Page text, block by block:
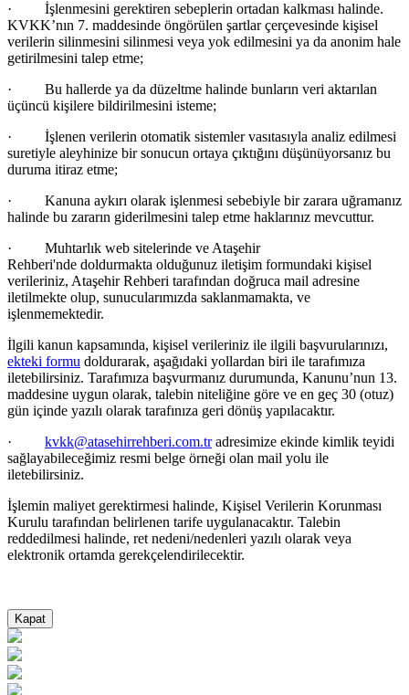
·
İşlenmesini gerektiren sebeplerin ortadan kalkması halinde.
KVKK’nın 7. maddesinde öngörülen şartlar çerçevesinde kişisel
verilerin silinmesini silinmesi veya yok edilmesini ya da anonim hale
getirilmesini talep etme;
·
Bu hallerde ya da düzeltme halinde bunların veri aktarılan
üçüncü kişilere bildirilmesini isteme;
·
İşlenen verilerin otomatik sistemler vasıtasıyla analiz edilmesi
suretiyle aleyhinize bir sonucun ortaya çıktığını düşünüyorsanız bu
duruma itiraz etme;
·
Kanuna aykırı olarak işlenmesi sebebiyle bir zarara uğramanız
halinde bu zararın giderilmesini talep etme haklarınız mevcuttur.
·
Muhtarlık web sitelerinde ve Ataşehir
Rehberi'nde doldurmakta olduğunuz iletişim formundaki kişisel
verileriniz, Ataşehir Rehberi tarafından doğruca mail adresine
iletilmekte olup, sunucularımızda saklanmamakta, ve
işlenmemektedir.
İlgili kanun kapsamında, kişisel verileriniz ile ilgili başvurularınızı,
ekteki formu doldurarak, aşağıdaki yollardan biri ile tarafımıza
iletebilirsiniz. Tarafımıza başvurmanız durumunda, Kanunu’nun 13.
maddesine uygun olarak, talebin niteliğine göre ve en geç 30 (otuz)
gün içinde yazılı olarak tarafınıza geri dönüş yapılacaktır.
·
kvkk@atasehirrehberi.com.tradresimize ekinde kimlik teyidi
sağlayabileceğimiz resmi belge örneği olan mail yolu ile
iletebilirsiniz.
İşlemin maliyet gerektirmesi halinde, Kişisel Verilerin Korunması
Kurulu tarafından belirlenen tarife uygulanacaktır. Talebin
reddedilmesi halinde, ret nedeni/nedenleri yazılı olarak veya
elektronik ortamda gerekçelendirilecektir.
Kapat